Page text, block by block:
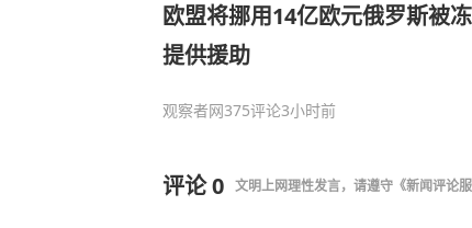
欧盟将挪用14亿欧元俄罗斯被
提供援助
观察者网375评论3小时前
评论0 文明上网理性发言，请遵守 《新闻评论